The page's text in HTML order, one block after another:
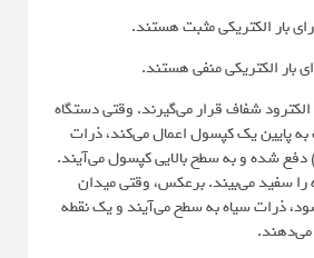
شفاف قرار می‌گیرند. وقتی دستگاه
پایین یک کپسول اعمال می‌کند، ذرات
دفع شده و به سطح بالایی کپسول می‌آیند.
را سفید می‌بیند. برعکس، وقتی میدان
ذرات سیاه به سطح می‌آیند و یک نقطه